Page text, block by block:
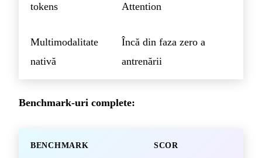
tokens
Attention
Multimodalitate
nativă
Încă din faza zero a
antrenării
Benchmark-uri complete:
BENCHMARK SCOR